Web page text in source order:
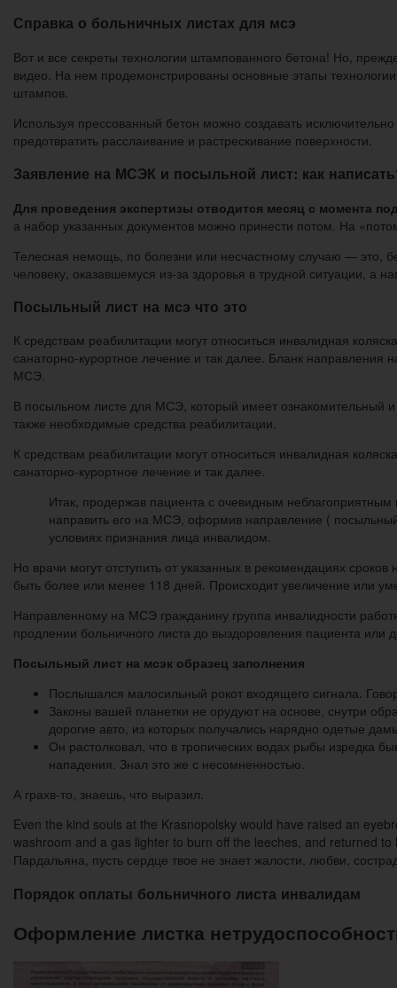
Справка о больничных листах для мсэ
Вот и все секреты технологии штампованного бетона! Но,
видео. На нем продемонстрированы основные этапы
штампов.
Используя прессованный бетон можно создавать
предотвратить расслаивание и растрескивание поверхности.
Заявление на МСЭК и посыльной лист: как
Для проведения экспертизы отводится месяц с момента
а набор указанных документов можно принести потом. На
Телесная немощь, по болезни или несчастному случаю — это,
человеку, оказавшемуся из-за здоровья в трудной ситуации, а
Посыльный лист на мсэ что это
К средствам реабилитации могут относиться инвалидная
санаторно-курортное лечение и так далее. Бланк
МСЭ.
В посыльном листе для МСЭ, который имеет ознакомительный
также необходимые средства реабилитации.
К средствам реабилитации могут относиться инвалидная
санаторно-курортное лечение и так далее.
Итак, продержав пациента с очевидным
направить его на МСЭ, оформив направление (
условиях признания лица инвалидом.
Но врачи могут отступить от указанных в рекомендациях
быть более или менее 118 дней. Происходит увеличение или
Направленному на МСЭ гражданину группа инвалидности
продлении больничного листа до выздоровления пациента
Посыльный лист на мсэк образец заполнения
Послышался малосильный рокот входящего сигнала.
Законы вашей планетки не орудуют на основе, снутри
дорогие авто, из которых получались нарядно одетые
Он растолковал, что в тропических водах рыбы изредка
нападения. Знал это же с несомненностью.
А грахв-то, знаешь, что выразил.
Even the kind souls at the Krasnopolsky would have raised an
washroom and a gas lighter to burn off the leeches, and returned
Пардальяна, пусть сердце твое не знает жалости, любви,
Порядок оплаты больничного листа инвалидам
Оформление листка